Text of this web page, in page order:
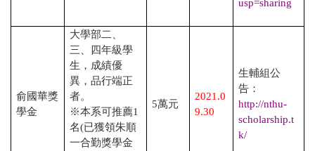
usp=sharing
俞國華獎
學金
大學部二、
三、四年級學
生，成績優
異，品行端正
者。
※本系可推薦1
名(已獲領朱順
一合勤獎學金
5萬元
2021.0
9.30
生輔組公
告：
http://nthu-
scholarship.t
k/